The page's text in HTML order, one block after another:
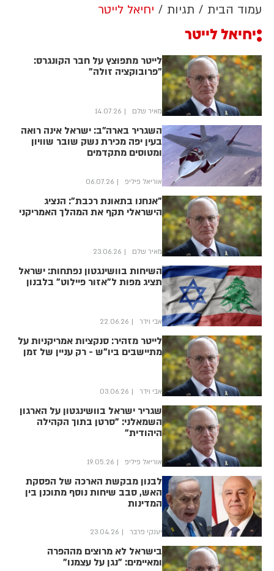
עמוד הבית תגיות יחיאל לייטר
יחיאל לייטר
לייטר מתפוצץ על חבר הקונגרס:
"פרובוקציה זולה"
מאיר שלם 14.07.26
השגריר בארה"ב: ישראל אינה רואה
בעין יפה מכירת נשק שובר שוויון
ומטוסים מתקדמים
אוריאל פיליפ 06.07.26
"אנחנו בתאונת רכבת": הנציג
הישראלי תקף את המהלך האמריקני
מאיר שלם 23.06.26
השיחות בוושינגטון נפתחות: ישראל
תציג מפות ל"אזור פיילוט" בלבנון
אבי וידר 22.06.26
לייטר מזהיר: סנקציות אמריקניות על
מתיישבים ביו"ש - רק עניין של זמן
אבי וידר 03.06.26
שגריר ישראל בוושינגטון על הארגון
השמאלני: "סרטן בתוך הקהילה
היהודית"
אוריאל פיליפ 19.05.26
לבנון מבקשת הארכה של הפסקת
האש, סבב שיחות נוסף מתוכנן בין
המדינות
יענקי פרבר 23.04.26
בישראל לא מרוצים מההפרה
ומאיימים: "נגן על עצמנו"